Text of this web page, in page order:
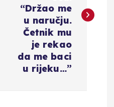
“Držao me
u naručju.
Četnik mu
je rekao
da me baci
u rijeku…”